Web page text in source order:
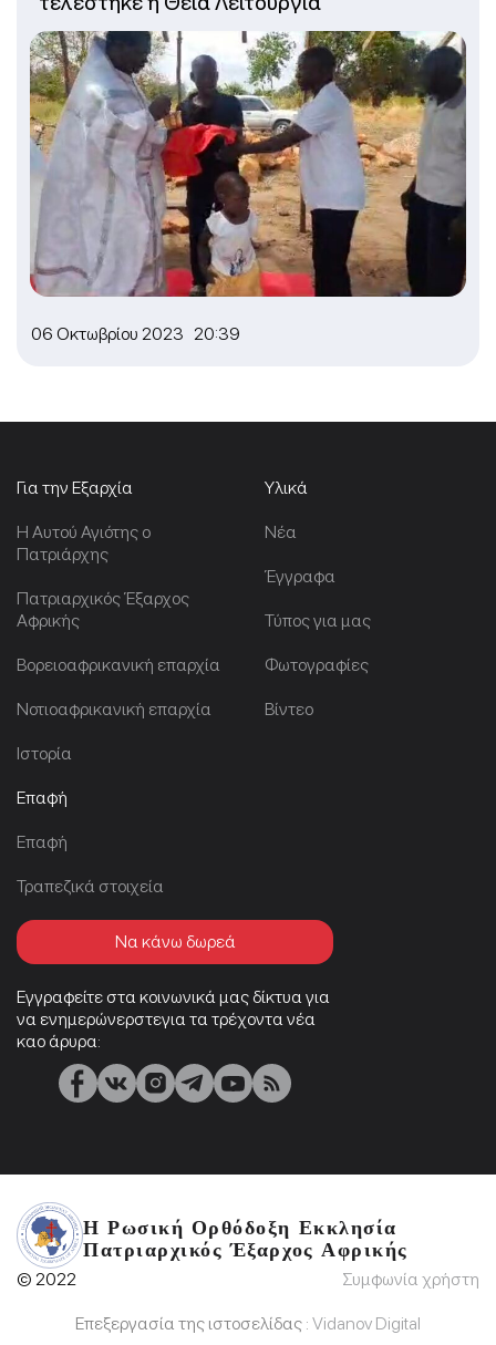
06 Οκτωβρίου 2023 20:39
Για την Εξαρχία
Η Αυτού Αγιότης ο
Πατριάρχης
Πατριαρχικός Έξαρχος
Αφρικής
Βορειοαφρικανική επαρχία
Νοτιοαφρικανική επαρχία
Ιστορία
Υλικά
Νέα
Έγγραφα
Τύπος για μας
Φωτογραφίες
Βίντεο
Επαφή
Επαφή
Τραπεζικά στοιχεία
Να κάνω δωρεά
Εγγραφείτε στα κοινωνικά μας δίκτυα για
να ενημερώνερστεγια τα τρέχοντα νέα
καο άρυρα:
Η Ρωσική Ορθόδοξη Εκκλησία
Πατριαρχικός Έξαρχος Αφρικής
© 2022 Συμφωνία χρήστη
Επεξεργασία της ιστοσελίδας : Vidanov Digital